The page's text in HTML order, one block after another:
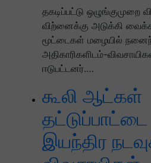
தகடிப்பட்டு ஒழுங்குமுறை
விற்னைக்கு அடுக்கி
மூட்டைகள் மழையில்
அதிகாரிகளிடம்-
ஈடுபட்டனர்.…
கூலி ஆட்கள்
இயந்திர